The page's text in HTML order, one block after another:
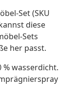
Set (SKU
diese
Sets
her passt.
wasserdicht.